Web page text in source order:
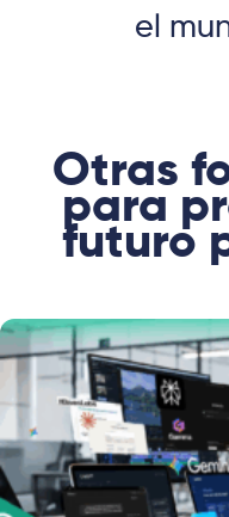
el
Otras
para
futuro